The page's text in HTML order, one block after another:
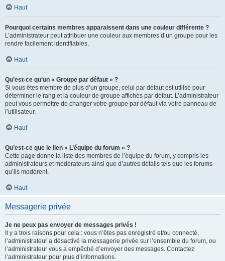
Haut
Pourquoi certains membres apparaissent dans une couleur différente ?
L’administrateur peut attribuer une couleur aux membres d’un groupe pour les
rendre facilement identifiables.
Haut
Qu’est-ce qu’un « Groupe par défaut » ?
Si vous êtes membre de plus d’un groupe, celui par défaut est utilisé pour
déterminer le rang et la couleur de groupe affichés par défaut. L’administrateur
peut vous permettre de changer votre groupe par défaut via votre panneau de
l’utilisateur.
Haut
Qu’est-ce que le lien « L’équipe du forum » ?
Cette page donne la liste des membres de l’équipe du forum, y compris les
administrateurs et modérateurs ainsi que d’autres détails tels que les forums
qu’ils modèrent.
Haut
Messagerie privée
Je ne peux pas envoyer de messages privés !
Il y a trois raisons pour cela : vous n’êtes pas enregistré et/ou connecté,
l’administrateur a désactivé la messagerie privée sur l’ensemble du forum, ou
l’administrateur vous a empêché d’envoyer des messages. Contactez
l’administrateur pour plus d’informations.